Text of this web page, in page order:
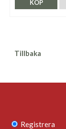
KÖP
Tillbaka
Registrera